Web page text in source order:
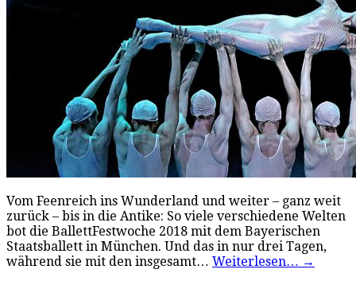
Vom Feenreich ins Wunderland und weiter – ganz weit
zurück – bis in die Antike: So viele verschiedene Welten
bot die BallettFestwoche 2018 mit dem Bayerischen
Staatsballett in München. Und das in nur drei Tagen,
während sie mit den insgesamt… Weiterlesen… →